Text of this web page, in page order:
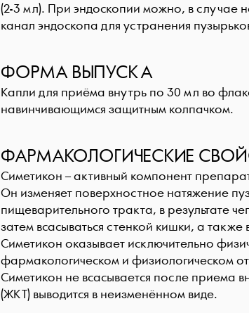
(2-3 мл). При эндоскопии можно, в случае
канал эндоскопа для устранения
ФОРМА ВЫПУСКА
Капли для приёма внутрь по 30 мл во
навинчивающимся защитным колпачком.
ФАРМАКОЛОГИЧЕСКИЕ
Симетикон – активный компонент
Он изменяет поверхностное натяжение
пищеварительного тракта, в результате
затем всасываться стенкой кишки, а
Симетикон оказывает исключительно
фармакологическом и физиологическом
Симетикон не всасывается после приема
(ЖКТ) выводится в неизменённом виде.